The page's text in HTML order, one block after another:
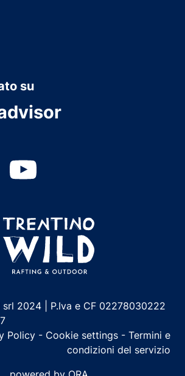
su
2024 | P.Iva e CF 02278030222
Policy - Cookie settings - Termini e
condizioni del servizio